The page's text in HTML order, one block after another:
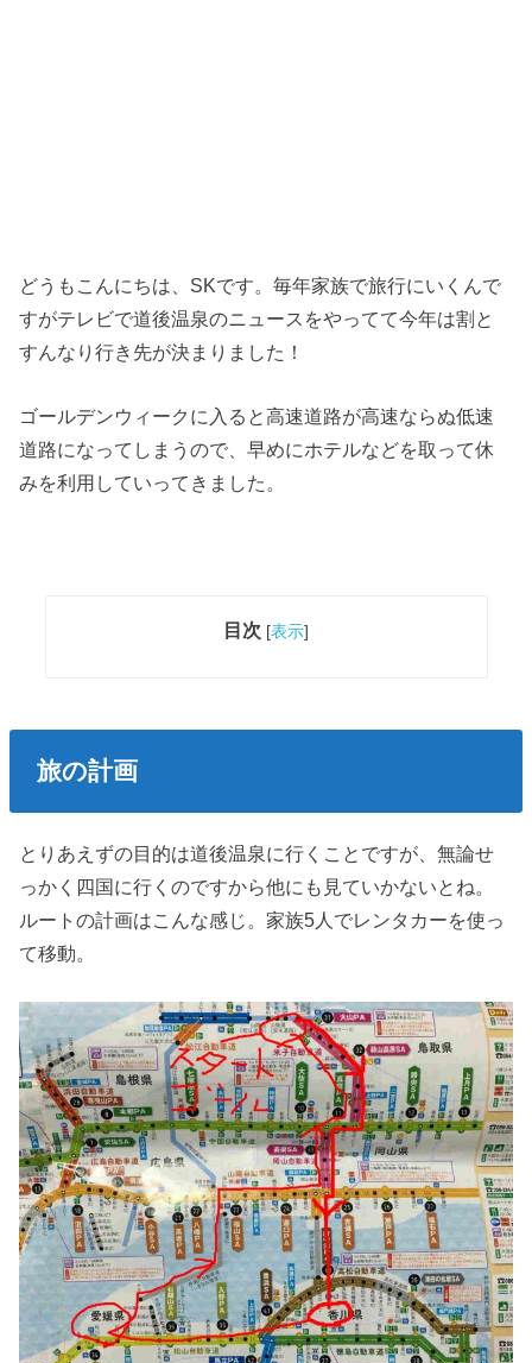
どうもこんにちは、SKです。毎年家族で旅行にいくんで
すがテレビで道後温泉のニュースをやってて今年は割と
すんなり行き先が決まりました！
ゴールデンウィークに入ると高速道路が高速ならぬ低速
道路になってしまうので、早めにホテルなどを取って休
みを利用していってきました。
目次 [表示]
旅の計画
とりあえずの目的は道後温泉に行くことですが、無論せ
っかく四国に行くのですから他にも見ていかないとね。
ルートの計画はこんな感じ。家族5人でレンタカーを使っ
て移動。